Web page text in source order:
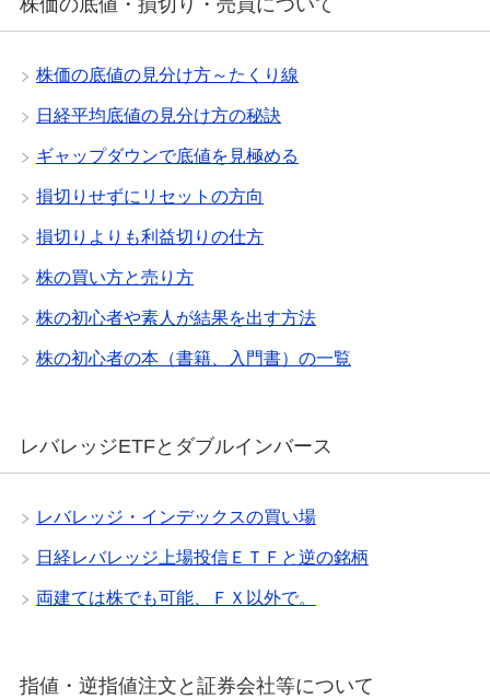
株価の底値・損切り・売買について
株価の底値の見分け方～たくり線
日経平均底値の見分け方の秘訣
ギャップダウンで底値を見極める
損切りせずにリセットの方向
損切りよりも利益切りの仕方
株の買い方と売り方
株の初心者や素人が結果を出す方法
株の初心者の本（書籍、入門書）の一覧
レバレッジETFとダブルインバース
レバレッジ・インデックスの買い場
日経レバレッジ上場投信ＥＴＦと逆の銘柄
両建ては株でも可能、ＦＸ以外で。
指値・逆指値注文と証券会社等について